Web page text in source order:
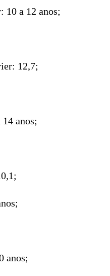
10 a 12 anos;
12,7;
14 anos;
anos;